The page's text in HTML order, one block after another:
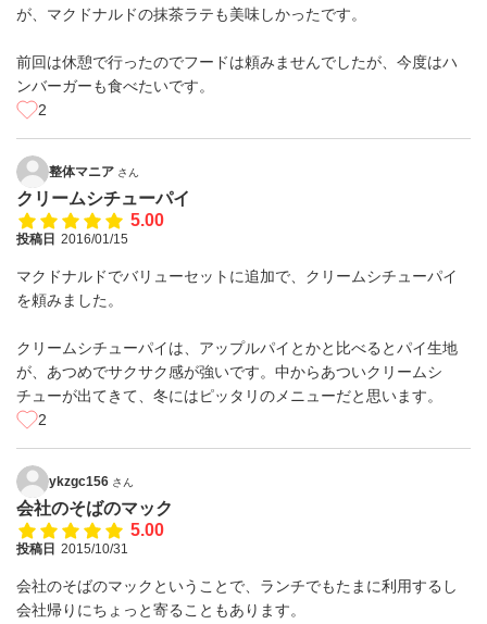
が、マクドナルドの抹茶ラテも美味しかったです。
前回は休憩で行ったのでフードは頼みませんでしたが、今度はハ
ンバーガーも食べたいです。
2
整体マニア さん
クリームシチューパイ
5.00
投稿日 2016/01/15
マクドナルドでバリューセットに追加で、クリームシチューパイ
を頼みました。
クリームシチューパイは、アップルパイとかと比べるとパイ生地
が、あつめでサクサク感が強いです。中からあついクリームシ
チューが出てきて、冬にはピッタリのメニューだと思います。
2
ykzgc156 さん
会社のそばのマック
5.00
投稿日 2015/10/31
会社のそばのマックということで、ランチでもたまに利用するし
会社帰りにちょっと寄ることもあります。